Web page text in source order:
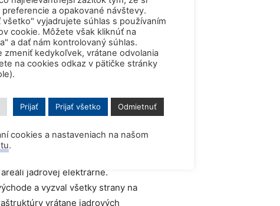
140 km juhozápadne od
vážne znepokojenie. Zdôraznil,
je neprijateľná. Grossi má
o situácii v elektrárni
jadrovej elektrárne.
a vyzval všetky strany na
vrátane jadrových
preferencie a opakované návštevy.
všetko" vyjadrujete súhlas s používaním
cookie. Môžete však kliknúť na
a dať nám kontrolovaný súhlas.
zmeniť kedykoľvek, vrátane odvolania
na cookies odkaz v pätičke stránky
Prijať Prijať všetko Odmietnuť
cookies a nastaveniach na našom
.